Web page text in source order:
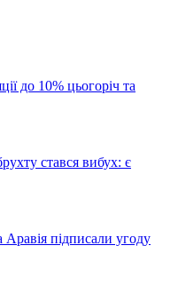
до 10% цьогоріч та
стався вибух: є
підписали угоду